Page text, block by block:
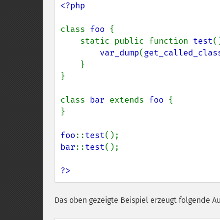
<?php
class foo {
    static public function
test
var_dump(
}
class bar extends foo {
}
foo::test
bar::test();
?>
Das oben gezeigte Beispiel erzeugt folgende